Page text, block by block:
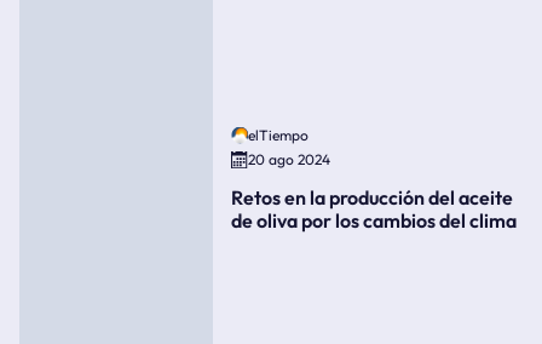
elTiempo
20 ago 2024
Retos en la producción del aceite
de oliva por los cambios del clima